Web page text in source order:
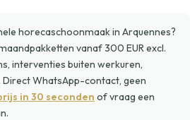
horecaschoonmaak in Arquennes?
vanaf 300 EUR excl.
interventies buiten werkuren,
WhatsApp-contact, geen
in 30 seconden of vraag een